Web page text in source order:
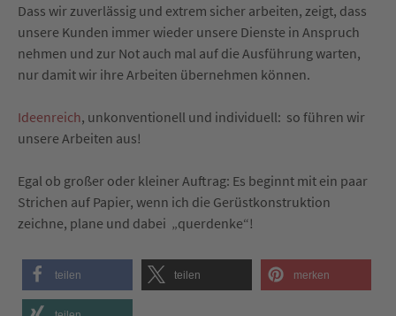
Dass wir zuverlässig und extrem sicher arbeiten, zeigt, dass
unsere Kunden immer wieder unsere Dienste in Anspruch
nehmen und zur Not auch mal auf die Ausführung warten,
nur damit wir ihre Arbeiten übernehmen können.
Ideenreich, unkonventionell und individuell: so führen wir
unsere Arbeiten aus!
Egal ob großer oder kleiner Auftrag: Es beginnt mit ein paar
Strichen auf Papier, wenn ich die Gerüstkonstruktion
zeichne, plane und dabei „querdenke“!
teilen teilen merken